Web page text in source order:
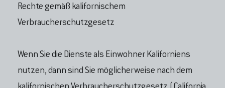
Rechte gemäß kalifornischem
Verbraucherschutzgesetz
Wenn Sie die Dienste als Einwohner Kaliforniens
nutzen, dann sind Sie möglicherweise nach dem